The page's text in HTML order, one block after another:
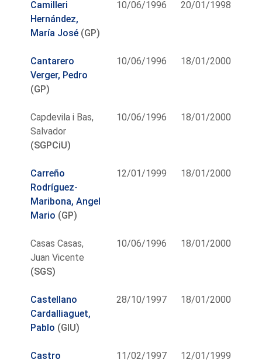
Camilleri
Hernández,
María José (GP)
10/06/1996 20/01/1998
Cantarero
Verger, Pedro
(GP)
10/06/1996 18/01/2000
Capdevila i Bas,
Salvador
(SGPCiU)
10/06/1996 18/01/2000
Carreño
Rodríguez-
Maribona, Angel
Mario (GP)
12/01/1999 18/01/2000
Casas Casas,
Juan Vicente
(SGS)
10/06/1996 18/01/2000
Castellano
Cardalliaguet,
Pablo (GIU)
28/10/1997 18/01/2000
Castro
11/02/1997 12/01/1999